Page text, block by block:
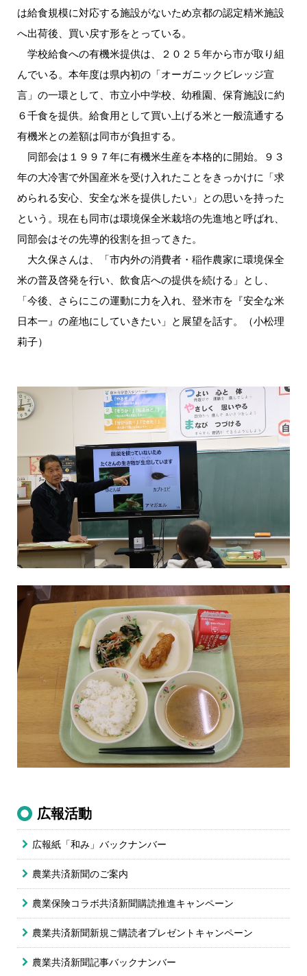
は給食規模に対応する施設がないため京都の認定精米施設
へ出荷後、買い戻す形をとっている。
学校給食への有機米提供は、２０２５年から市が取り組
んでいる。本年度は県内初の「オーガニックビレッジ宣
言」の一環として、市立小中学校、幼稚園、保育施設に約
６千食を提供。給食用として買い上げる米と一般流通する
有機米との差額は同市が負担する。
同部会は１９９７年に有機米生産を本格的に開始。９３
年の大冷害で外国産米を受け入れたことをきっかけに「求
められる安心、安全な米を提供したい」との思いを持った
という。現在も同市は環境保全米栽培の先進地と呼ばれ、
同部会はその先導的役割を担ってきた。
大久保さんは、「市内外の消費者・稲作農家に環境保全
米の普及啓発を行い、飲食店への提供を続ける」とし、
「今後、さらにこの運動に力を入れ、登米市を『安全な米
日本一』の産地にしていきたい」と展望を話す。（小松理
莉子）
広報活動
広報紙「和み」バックナンバー
農業共済新聞のご案内
農業保険コラボ共済新聞購読推進キャンペーン
農業共済新聞新規ご購読者プレゼントキャンペーン
農業共済新聞記事バックナンバー